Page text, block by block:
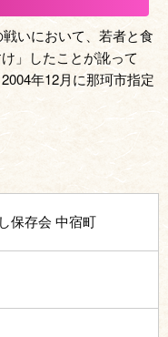
いにおいて、若者と食
」したことが訛って
年12月に那珂市指定
保存会 中宿町